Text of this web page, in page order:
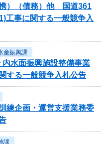
）（債務）他 国道361
事に関する一般競争入
産振興課
内水面振興施設整備事業
する一般競争入札公告
練企画・運営支援業務委
課